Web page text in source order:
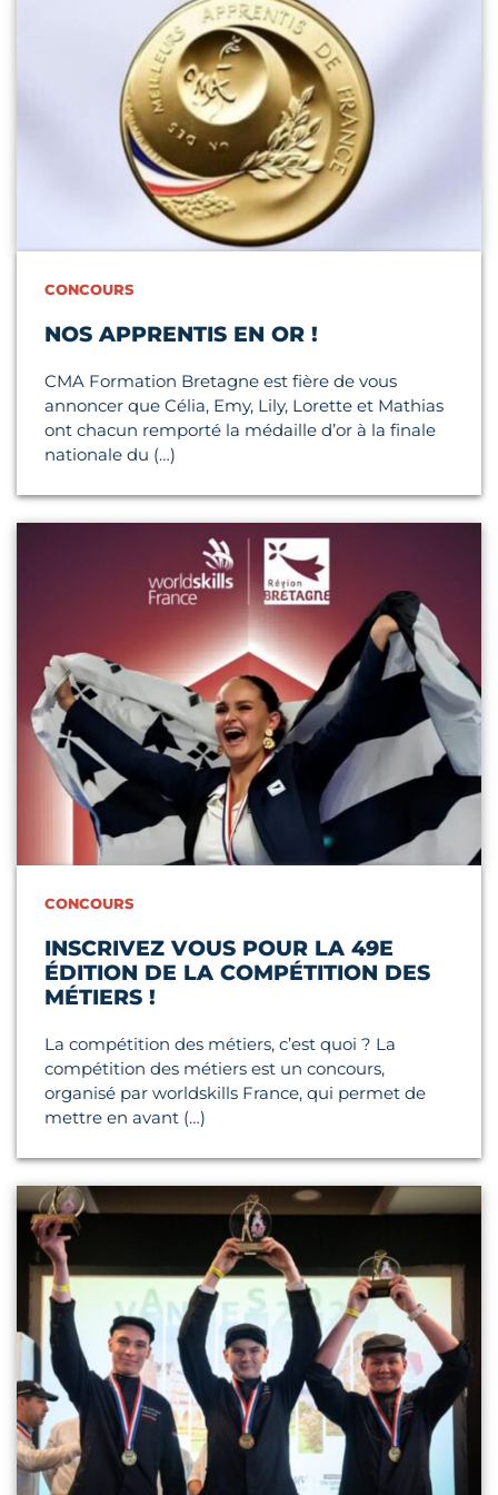
CONCOURS
NOS APPRENTIS EN OR !
CMA Formation Bretagne est fière de vous
annoncer que Célia, Emy, Lily, Lorette et Mathias
ont chacun remporté la médaille d’or à la finale
nationale du (…)
CONCOURS
INSCRIVEZ VOUS POUR LA 49E
ÉDITION DE LA COMPÉTITION DES
MÉTIERS !
La compétition des métiers, c’est quoi ? La
compétition des métiers est un concours,
organisé par worldskills France, qui permet de
mettre en avant (…)
Lire l'article